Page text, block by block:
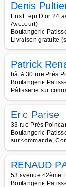
Denis
Ens L epi D or 24
Avocourt)
Boulangerie
Livraison gratuite
Patrick
bât A 30 rue Prés
Boulangerie
Pâtisserie sur
Eric Parise
33 rue Prés
Boulangerie
sur commande,
RENAUD
53 avenue 42ème
Boulangerie